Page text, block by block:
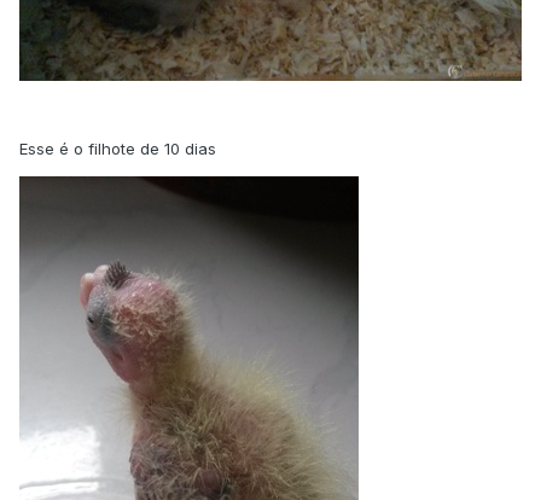
Esse é o filhote de 10 dias